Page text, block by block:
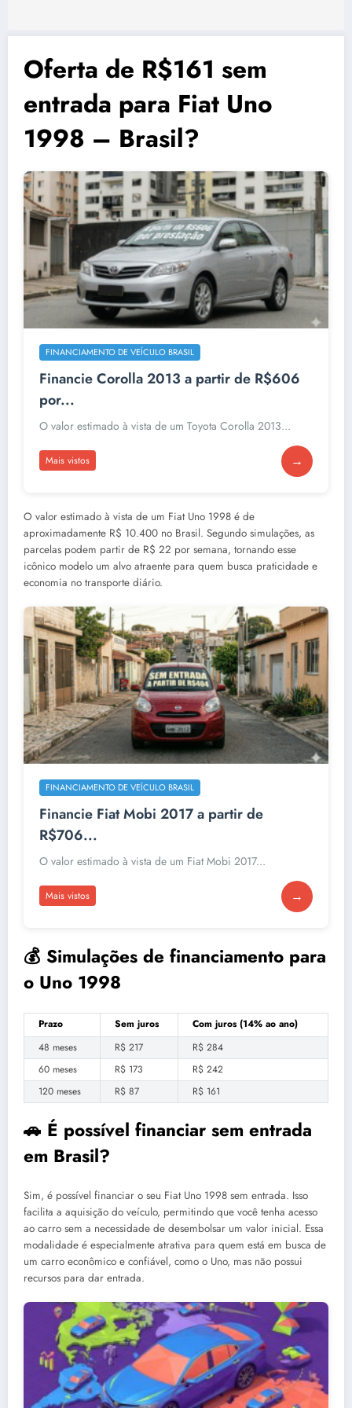
Oferta de R$161 sem
entrada para Fiat Uno
1998 – Brasil?
FINANCIAMENTO DE VEÍCULO BRASIL
Financie Corolla 2013 a partir de R$606
por...
O valor estimado à vista de um Toyota Corolla 2013...
Mais vistos →
O valor estimado à vista de um Fiat Uno 1998 é de
aproximadamente R$ 10.400 no Brasil. Segundo simulações, as
parcelas podem partir de R$ 22 por semana, tornando esse
icônico modelo um alvo atraente para quem busca praticidade e
economia no transporte diário.
FINANCIAMENTO DE VEÍCULO BRASIL
Financie Fiat Mobi 2017 a partir de
R$706...
O valor estimado à vista de um Fiat Mobi 2017...
Mais vistos →
💰 Simulações de financiamento para
o Uno 1998
Prazo Sem juros
Com juros (14% ao ano)
48 meses
R$ 217
R$ 284
60 meses
R$ 173
R$ 242
120 meses
R$ 87 R$ 161
🚗 É possível financiar sem entrada
em Brasil?
Sim, é possível financiar o seu Fiat Uno 1998 sem entrada. Isso
facilita a aquisição do veículo, permitindo que você tenha acesso
ao carro sem a necessidade de desembolsar um valor inicial. Essa
modalidade é especialmente atrativa para quem está em busca de
um carro econômico e confiável, como o Uno, mas não possui
recursos para dar entrada.